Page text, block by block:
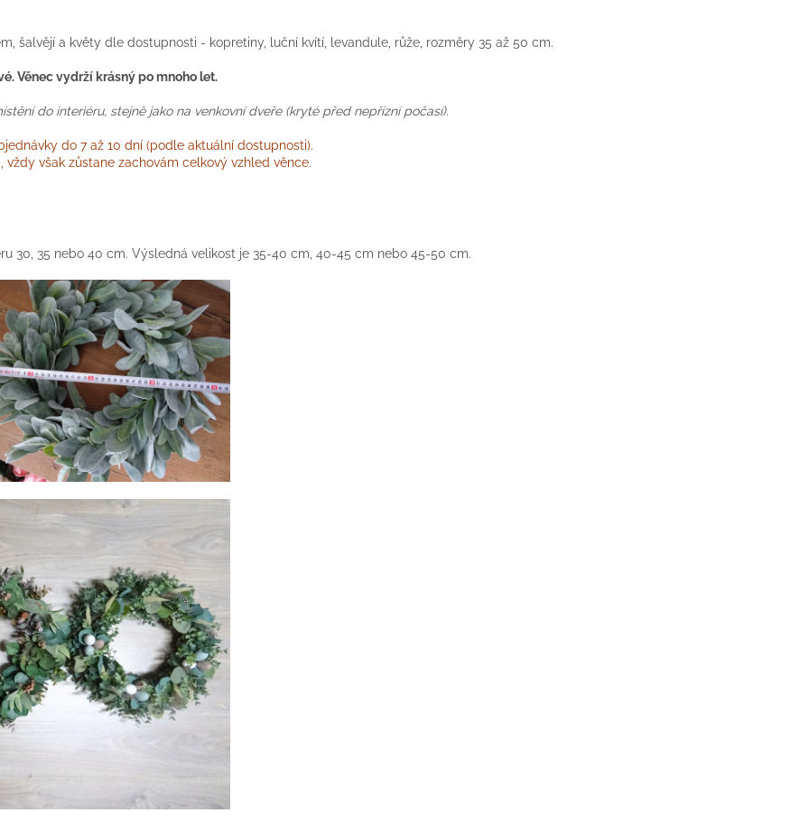
šalvějí a květy dle dostupnosti - kopretiny, luční kvítí, levandule, růže, rozměry 35 až 50 cm.
Věnec vydrží krásný po mnoho let.
do interiéru, stejně jako na venkovní dveře (kryté před nepřízní počasí).
do 7 až 10 dní (podle aktuální dostupnosti).
však zůstane zachovám celkový vzhled věnce.
30, 35 nebo 40 cm. Výsledná velikost je 35-40 cm, 40-45 cm nebo 45-50 cm.